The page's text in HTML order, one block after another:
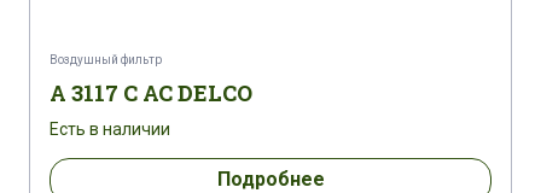
Воздушный фильтр
A 3117 C AC DELCO
Есть в наличии
Подробнее